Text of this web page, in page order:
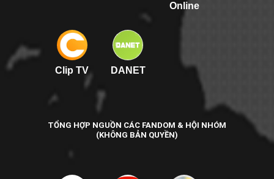
Online
Clip TV DANET
TỔNG HỢP NGUỒN CÁC FANDOM & HỘI NHÓM
(KHÔNG BẢN QUYỀN)